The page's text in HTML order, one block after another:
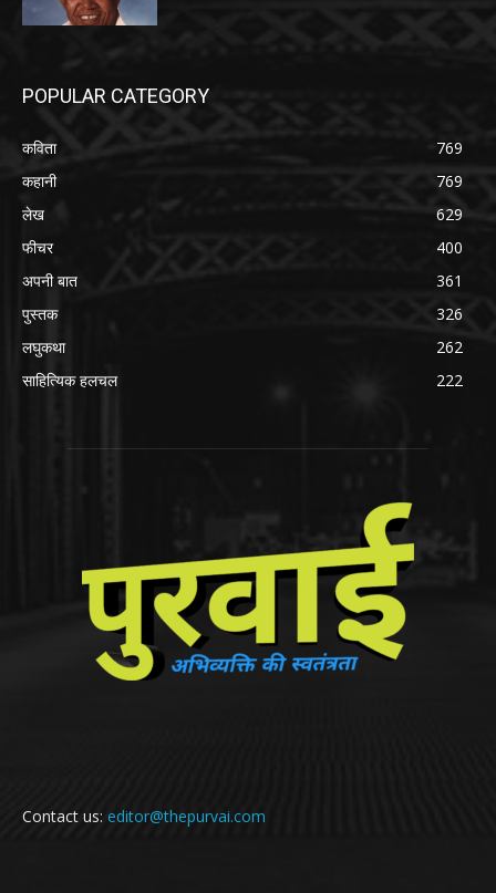
POPULAR CATEGORY
कविता
769
कहानी
769
लेख
629
फीचर
400
अपनी बात
361
पुस्तक
326
लघुकथा
262
साहित्यिक हलचल
222
Contact us: editor@thepurvai.com